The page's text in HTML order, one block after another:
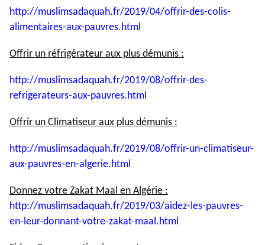
http://muslimsadaquah.fr/2019/04/offrir-des-colis-
alimentaires-aux-pauvres.html
Offrir un réfrigérateur aux plus démunis :
http://muslimsadaquah.fr/2019/08/offrir-des-
refrigerateurs-aux-pauvres.html
Offrir un Climatiseur aux plus démunis :
http://muslimsadaquah.fr/2019/08/offrir-un-climatiseur-
aux-pauvres-en-algerie.html
Donnez votre Zakat Maal en Algérie :
http://muslimsadaquah.fr/2019/03/aidez-les-pauvres-
en-leur-donnant-votre-zakat-maal.html